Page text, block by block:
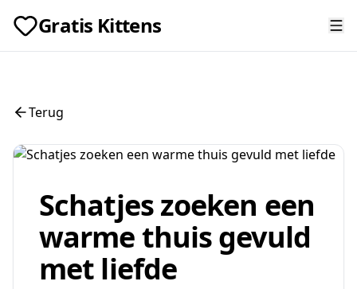
Gratis Kittens
Terug
Schatjes zoeken een
warme thuis gevuld
met liefde